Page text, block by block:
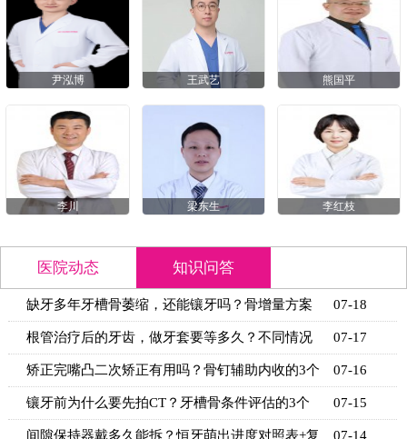
尹泓博 王武艺 熊国平
李川 梁东生 李红枝
医院动态 知识问答
缺牙多年牙槽骨萎缩，还能镶牙吗？骨增量方案
+适用条
07-18
根管治疗后的牙齿，做牙套要等多久？不同情况
的等待时
07-17
矫正完嘴凸二次矫正有用吗？骨钉辅助内收的3个
关键条
07-16
镶牙前为什么要先拍CT？牙槽骨条件评估的3个
关键指标
07-15
间隙保持器戴多久能拆？恒牙萌出进度对照表+复 07-14